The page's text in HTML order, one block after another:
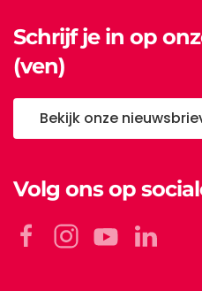
Schrijf je in op
(ven)
Bekijk onze
Volg ons op